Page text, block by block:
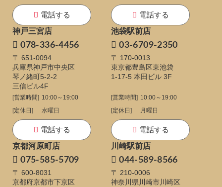
電話する
電話する
神戸三宮店
078-336-4456
〒 651-0094
兵庫県神戸市中央区
琴ノ緒町5-2-2
三信ビル4F
[営業時間] 10:00～19:00
[定休日]
水曜日
電話する
池袋駅前店
03-6709-2350
〒 170-0013
東京都豊島区東池袋
1-17-5 本田ビル 3F
[営業時間] 10:00～19:00
[定休日]
月曜日
電話する
京都河原町店
075-585-5709
〒 600-8031
京都府京都市下京区
川崎駅前店
044-589-8566
〒 210-0006
神奈川県川崎市川崎区